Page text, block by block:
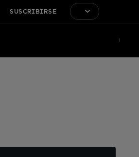
SUSCRIBIRSE